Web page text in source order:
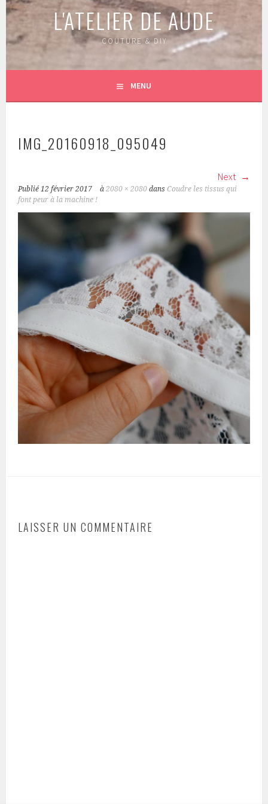
L'ATELIER DE AUDE
COUTURE & DIY
MENU
IMG_20160918_095049
Next
Publié12 février 2017 à2080 × 2080 dansCoudre les tissus qui
font peur à la machine !
LAISSER UN COMMENTAIRE